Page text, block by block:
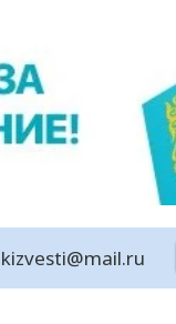
kizvesti@mail.ru